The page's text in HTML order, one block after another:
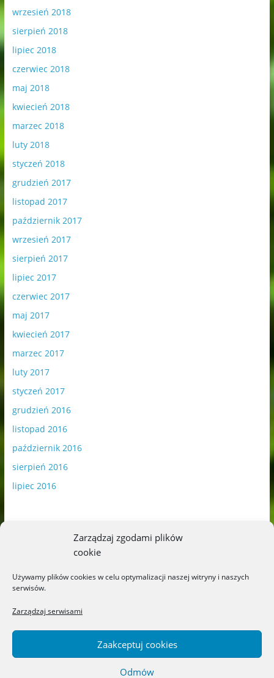
Zarządzaj zgodami plików
cookie
Używamy plików cookies w celu optymalizacji naszej witryny i naszych
serwisów.
Zarządzaj serwisami
Zaakceptuj cookies
Odmów
wrzesień 2018
sierpień 2018
lipiec 2018
czerwiec 2018
maj 2018
kwiecień 2018
marzec 2018
luty 2018
styczeń 2018
grudzień 2017
listopad 2017
październik 2017
wrzesień 2017
sierpień 2017
lipiec 2017
czerwiec 2017
maj 2017
kwiecień 2017
marzec 2017
luty 2017
styczeń 2017
grudzień 2016
listopad 2016
październik 2016
sierpień 2016
lipiec 2016